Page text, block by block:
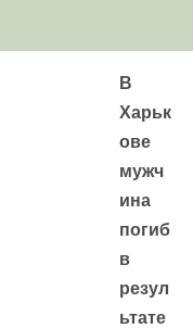
В
Харьк
ове
мужч
ина
погиб
в
резул
ьтате